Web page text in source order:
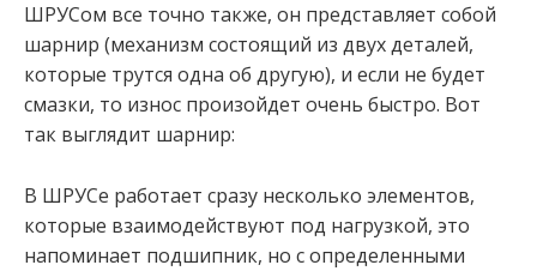
ШРУСом все точно также, он представляет собой
шарнир (механизм состоящий из двух деталей,
которые трутся одна об другую), и если не будет
смазки, то износ произойдет очень быстро. Вот
так выглядит шарнир:
В ШРУСе работает сразу несколько элементов,
которые взаимодействуют под нагрузкой, это
напоминает подшипник, но с определенными